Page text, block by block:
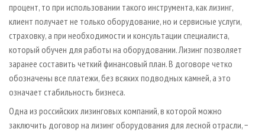
процент, то при использовании такого инструмента, как лизинг,
клиент получает не только оборудование, но и сервисные услуги,
страховку, а при необходимости и консультации специалиста,
который обучен для работы на оборудовании. Лизинг позволяет
заранее составить четкий финансовый план. В договоре четко
обозначены все платежи, без всяких подводных камней, а это
означает стабильность бизнеса.
Одна из российских лизинговых компаний, в которой можно
заключить договор на лизинг оборудования для лесной отрасли, −